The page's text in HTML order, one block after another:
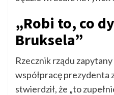
„Robi to, co
Bruksela”
Rzecznik rządu
współpracę prezydenta
stwierdził, że „to